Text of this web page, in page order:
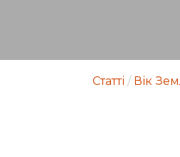
Статті / Вік